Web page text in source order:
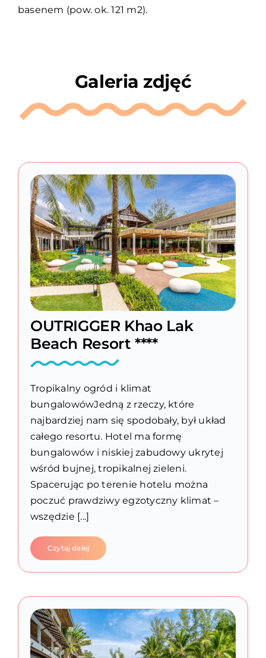
basenem (pow. ok. 121 m2).
Galeria zdjęć
OUTRIGGER Khao Lak
Beach Resort ****
Tropikalny ogród i klimat
bungalowówJedną z rzeczy, które
najbardziej nam się spodobały, był układ
całego resortu. Hotel ma formę
bungalowów i niskiej zabudowy ukrytej
wśród bujnej, tropikalnej zieleni.
Spacerując po terenie hotelu można
poczuć prawdziwy egzotyczny klimat –
wszędzie [...]
Czytaj dalej